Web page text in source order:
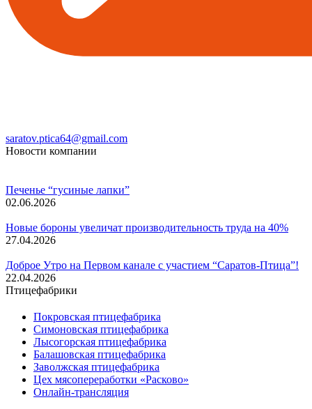
saratov.ptica64@gmail.com
Новости компании
Печенье “гусиные лапки”
02.06.2026
Новые бороны увеличат производительность труда на 40%
27.04.2026
Доброе Утро на Первом канале с участием “Саратов-Птица”!
22.04.2026
Птицефабрики
Покровская птицефабрика
Симоновская птицефабрика
Лысогорская птицефабрика
Балашовская птицефабрика
Заволжская птицефабрика
Цех мясопереработки «Расково»
Онлайн-трансляция